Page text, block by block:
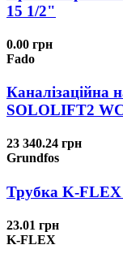
15 1/2"
0.00 грн
Fado
Каналізаційна
SOLOLIFT2
23 340.24 грн
Grundfos
Трубка K-
23.01 грн
K-FLEX